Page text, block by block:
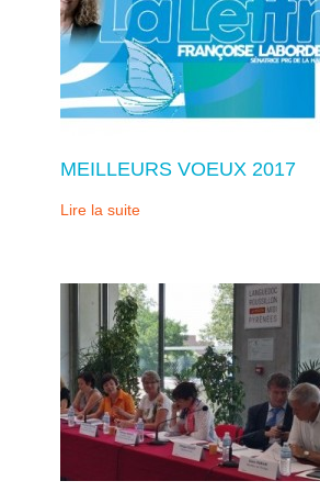
MEILLEURS VOEUX 2017
Lire la suite